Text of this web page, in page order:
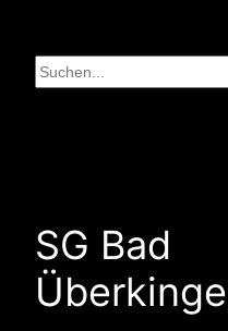
Inhalt
springen
Suchen
SG Bad